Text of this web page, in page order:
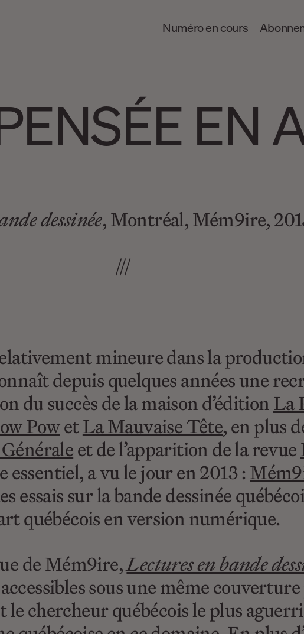
Numéro en cours
EN
dessinée, Montréal, Mém9ire,
///
mineure dans la
depuis quelques années une
du succès de la maison d’éditionLa
PowetLa Mauvaise Tête, en plus
et de l’apparition de la revue
a vu le jour en 2013 :
sur la bande dessinée
québécois en version numérique.
de Mém9ire,Lectures en bande
sous une même
le chercheur québécois le plus